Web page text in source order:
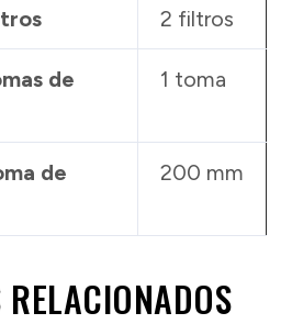
2 filtros
de
1 toma
de
200 mm